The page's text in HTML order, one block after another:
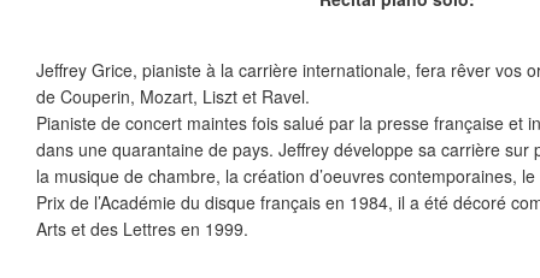
Jeffrey Grice, pianiste à la carrière internationale, fera rêver vos
de Couperin, Mozart, Liszt et Ravel.
Pianiste de concert maintes fois salué par la presse française et
dans une quarantaine de pays. Jeffrey développe sa carrière sur
la musique de chambre, la création d’oeuvres contemporaines,
Prix de l’Académie du disque français en 1984, il a été décoré
Arts et des Lettres en 1999.